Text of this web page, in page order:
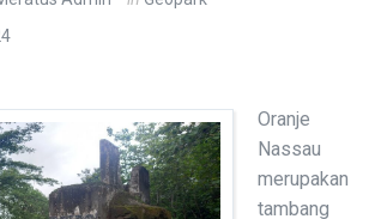
Oranje
Nassau
merupakan
tambang